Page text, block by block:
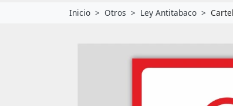
Inicio Otros Ley Antitabaco